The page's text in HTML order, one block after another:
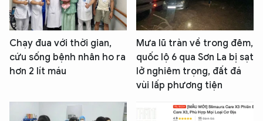
Chạy đua với thời gian,
cứu sống bệnh nhân ho ra
hơn 2 lít máu
Mưa lũ tràn về trong đêm,
quốc lộ 6 qua Sơn La bị sạt
lở nghiêm trọng, đất đá
vùi lấp phương tiện